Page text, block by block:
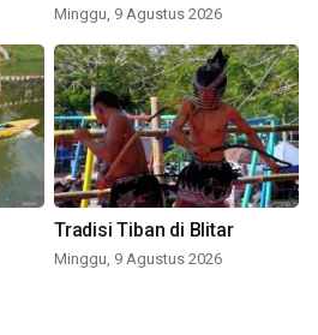
Minggu, 9 Agustus 2026
Tradisi Tiban di Blitar
Minggu, 9 Agustus 2026